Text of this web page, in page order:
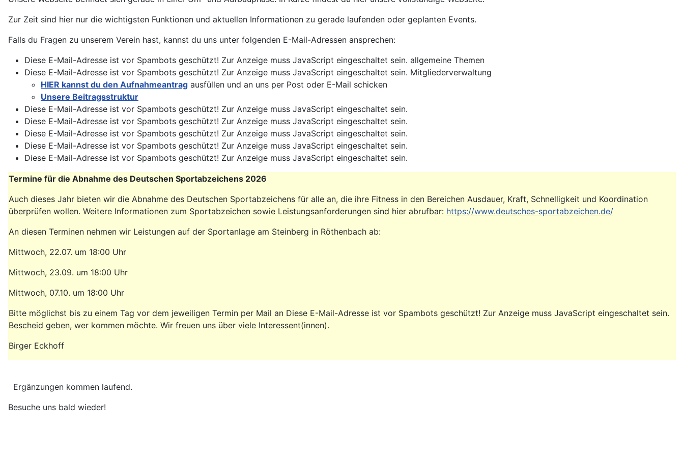
Zur Zeit sind hier nur die wichtigsten Funktionen und aktuellen Informationen zu gerade laufenden oder geplanten Events.
Falls du Fragen zu unserem Verein hast, kannst du uns unter folgenden E-Mail-Adressen ansprechen:
Diese E-Mail-Adresse ist vor Spambots geschützt! Zur Anzeige muss JavaScript eingeschaltet sein. allgemeine Themen
Diese E-Mail-Adresse ist vor Spambots geschützt! Zur Anzeige muss JavaScript eingeschaltet sein. Mitgliederverwaltung
HIER kannst du den Aufnahmeantrag ausfüllen und an uns per Post oder E-Mail schicken
Unsere Beitragsstruktur
Diese E-Mail-Adresse ist vor Spambots geschützt! Zur Anzeige muss JavaScript eingeschaltet sein.
Diese E-Mail-Adresse ist vor Spambots geschützt! Zur Anzeige muss JavaScript eingeschaltet sein.
Diese E-Mail-Adresse ist vor Spambots geschützt! Zur Anzeige muss JavaScript eingeschaltet sein.
Diese E-Mail-Adresse ist vor Spambots geschützt! Zur Anzeige muss JavaScript eingeschaltet sein.
Diese E-Mail-Adresse ist vor Spambots geschützt! Zur Anzeige muss JavaScript eingeschaltet sein.
Termine für die Abnahme des Deutschen Sportabzeichens 2026
Auch dieses Jahr bieten wir die Abnahme des Deutschen Sportabzeichens für alle an, die ihre Fitness in den Bereichen Ausdauer, Kraft, Schnelligkeit und Koordination
überprüfen wollen. Weitere Informationen zum Sportabzeichen sowie Leistungsanforderungen sind hier abrufbar: https://www.deutsches-sportabzeichen.de/
An diesen Terminen nehmen wir Leistungen auf der Sportanlage am Steinberg in Röthenbach ab:
Mittwoch, 22.07. um 18:00 Uhr
Mittwoch, 23.09. um 18:00 Uhr
Mittwoch, 07.10. um 18:00 Uhr
Bitte möglichst bis zu einem Tag vor dem jeweiligen Termin per Mail an Diese E-Mail-Adresse ist vor Spambots geschützt! Zur Anzeige muss JavaScript eingeschaltet sein.
Bescheid geben, wer kommen möchte. Wir freuen uns über viele Interessent(innen).
Birger Eckhoff
Ergänzungen kommen laufend.
Besuche uns bald wieder!